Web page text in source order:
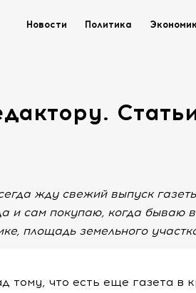
Новости Политика
жду свежий выпуск
и сам покупаю, когда бываю
площадь земельного
тому, что есть еще газета в